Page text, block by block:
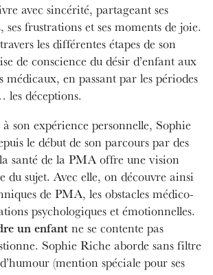
avec sincérité, partageant ses
ses frustrations et ses moments de joie.
les différentes étapes de son
de conscience du désir d’enfant aux
médicaux, en passant par les périodes
les déceptions.
son expérience personnelle, Sophie
le début de son parcours par des
santé de la PMA offre une vision
du sujet. Avec elle, on découvre ainsi
de PMA, les obstacles médico-
psychologiques et émotionnelles.
un enfant ne se contente pas
Sophie Riche aborde sans filtre
(mention spéciale pour ses